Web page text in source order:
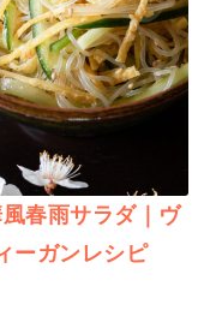
春雨サラダ｜ヴ
ーガンレシピ